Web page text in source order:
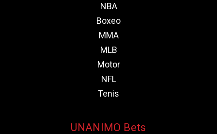
NBA
Boxeo
MMA
MLB
Motor
NFL
Tenis
UNANIMO Bets